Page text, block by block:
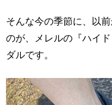
そんな今の季節に、以
のが、メレルの『ハイ
ダルです。